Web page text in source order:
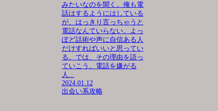
みたいなのを聞く。俺も電
話はするようにはしている
が、はっきり言っちゃうと
電話なんていらない。よっ
ぽど話術や声に自信ある人
だけすればいいと思ってい
る。では、その理由を語っ
ていこう。電話を嫌がる
人...
2024.01.12
出会い系攻略